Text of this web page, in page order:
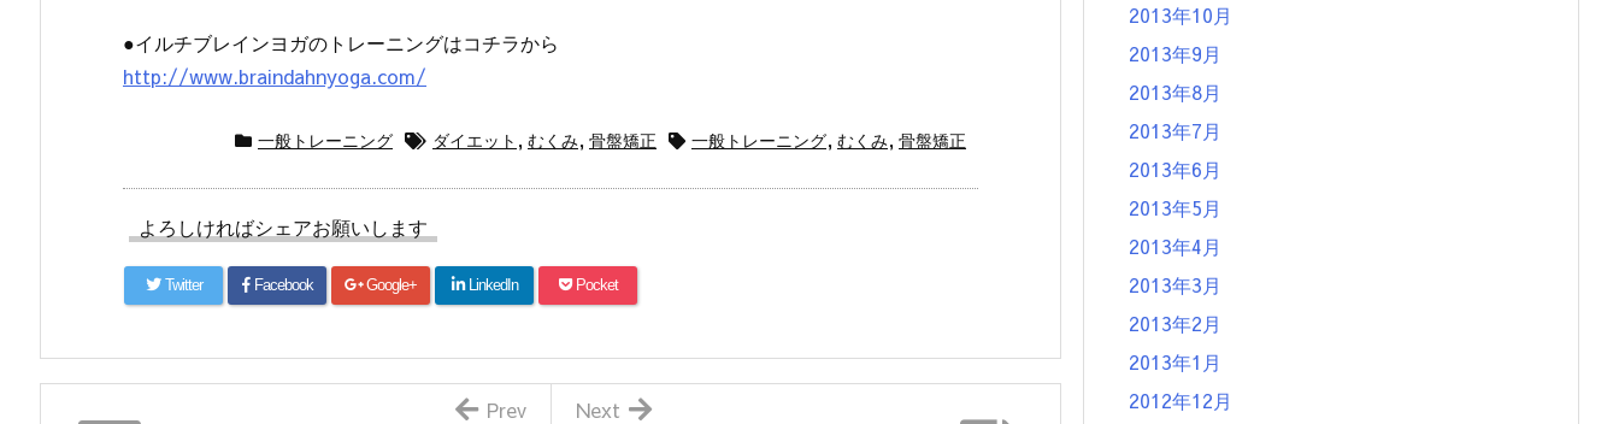
●イルチブレインヨガのトレーニングはコチラから
http://www.braindahnyoga.com/
一般トレーニング ダイエット , むくみ, 骨盤矯正 一般トレーニング, むくみ, 骨盤矯正
よろしければシェアお願いします
Twitter Facebook Google+ LinkedIn Pocket
Next
Prev
2013年10月
2013年9月
2013年8月
2013年7月
2013年6月
2013年5月
2013年4月
2013年3月
2013年2月
2013年1月
2012年12月